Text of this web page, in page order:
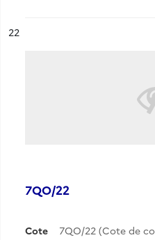
n°
22
7QO/22
Cote 7QO/22 (Cote de